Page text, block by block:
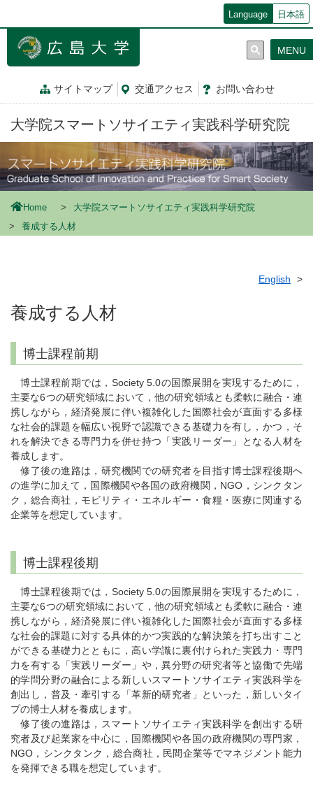
ン
Language 日本語
サイトマップ 交通アクセス お問い合わせ
MENU
大学院スマートソサイエティ実践科学研究院
Home
大学院スマートソサイエティ実践科学研究院
養成する人材
English
養成する人材
博士課程前期
博士課程前期では，Society 5.0の国際展開を実現するために，
主要な6つの研究領域において，他の研究領域とも柔軟に融合・連
携しながら，経済発展に伴い複雑化した国際社会が直面する多様
な社会的課題を幅広い視野で認識できる基礎力を有し，かつ，そ
れを解決できる専門力を併せ持つ「実践リーダー」となる人材を
養成します。
修了後の進路は，研究機関での研究者を目指す博士課程後期へ
の進学に加えて，国際機関や各国の政府機関，NGO，シンクタン
ク，総合商社，モビリティ・エネルギー・食糧・医療に関連する
企業等を想定しています。
博士課程後期
博士課程後期では，Society 5.0の国際展開を実現するために，
主要な6つの研究領域において，他の研究領域とも柔軟に融合・連
携しながら，経済発展に伴い複雑化した国際社会が直面する多様
な社会的課題に対する具体的かつ実践的な解決策を打ち出すこと
ができる基礎力とともに，高い学識に裏付けられた実践力・専門
力を有する「実践リーダー」や，異分野の研究者等と協働で先端
的学問分野の融合による新しいスマートソサイエティ実践科学を
創出し，普及・牽引する「革新的研究者」といった，新しいタイ
プの博士人材を養成します。
修了後の進路は，スマートソサイエティ実践科学を創出する研
究者及び起業家を中心に，国際機関や各国の政府機関の専門家，
NGO，シンクタンク，総合商社，民間企業等でマネジメント能力
を発揮できる職を想定しています。